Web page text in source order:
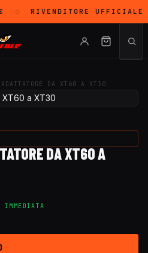
◇ RIVENDITORE UFFICIALE
ADATTATORE DA XT60 A XT30
DA XT60 A